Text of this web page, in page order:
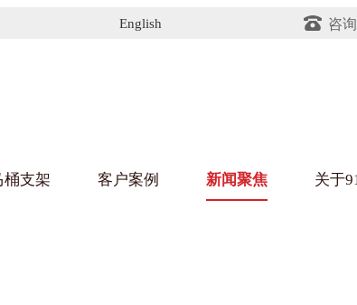
咨
English
桶支架 客户案例 新闻聚焦 关于